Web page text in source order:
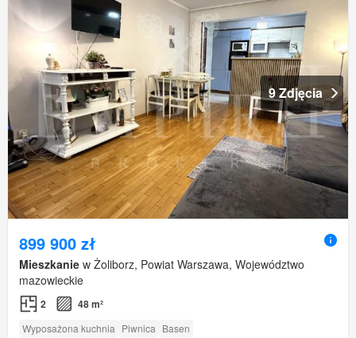
9 Zdjęcia
899 900 zł
Mieszkanie w Żoliborz, Powiat Warszawa, Województwo
mazowieckie
2 48 m²
Wyposażona kuchnia Piwnica Basen